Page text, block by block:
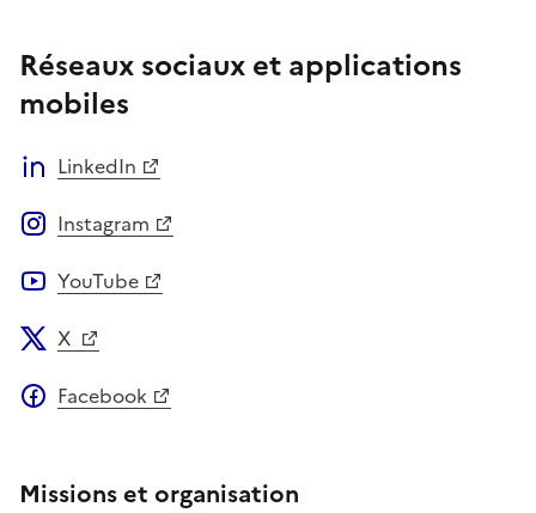
Réseaux sociaux et applications
mobiles
LinkedIn
Instagram
YouTube
X
Facebook
Missions et organisation